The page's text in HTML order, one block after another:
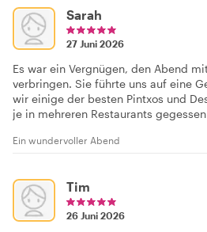
Sarah
27 Juni 2026
Es war ein Vergnügen, den Abend
verbringen. Sie führte uns auf eine
wir einige der besten Pintxos und
je in mehreren Restaurants
Ein wundervoller Abend
Tim
26 Juni 2026